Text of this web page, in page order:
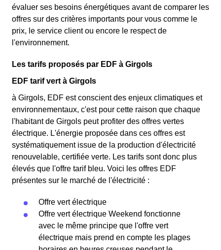
évaluer ses besoins énergétiques avant de comparer les
offres sur des critères importants pour vous comme le
prix, le service client ou encore le respect de
l'environnement.
Les tarifs proposés par EDF à Girgols
EDF tarif vert à Girgols
à Girgols, EDF est conscient des enjeux climatiques et
environnementaux, c'est pour cette raison que chaque
l'habitant de Girgols peut profiter des offres vertes
électrique. L'énergie proposée dans ces offres est
systématiquement issue de la production d'électricité
renouvelable, certifiée verte. Les tarifs sont donc plus
élevés que l'offre tarif bleu. Voici les offres EDF
présentes sur le marché de l'électricité :
Offre vert électrique
Offre vert électrique Weekend fonctionne
avec le même principe que l'offre vert
électrique mais prend en compte les plages